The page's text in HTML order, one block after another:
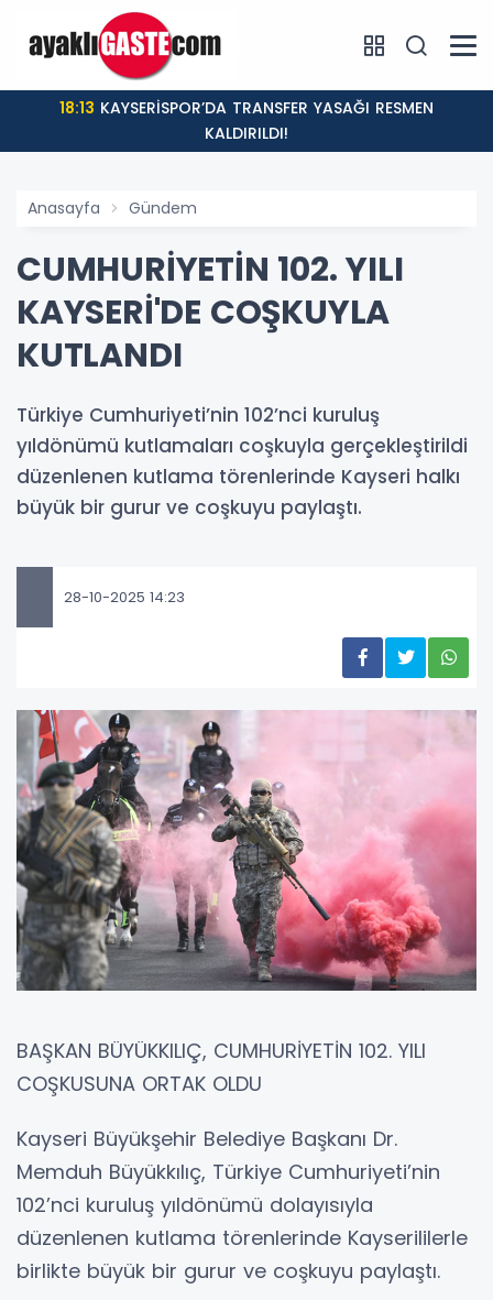
18:13
KALDIRILDI!
Anasayfa Gündem
CUMHURİYETİN 102. YILI
KAYSERİ'DE COŞKUYLA
KUTLANDI
Türkiye Cumhuriyeti’nin 102’nci kuruluş
yıldönümü kutlamaları coşkuyla gerçekleştirildi
düzenlenen kutlama törenlerinde Kayseri halkı
büyük bir gurur ve coşkuyu paylaştı.
28-10-2025 14:23
BAŞKAN BÜYÜKKILIÇ, CUMHURİYETİN 102. YILI
COŞKUSUNA ORTAK OLDU
Kayseri Büyükşehir Belediye Başkanı Dr.
Memduh Büyükkılıç, Türkiye Cumhuriyeti’nin
102’nci kuruluş yıldönümü dolayısıyla
düzenlenen kutlama törenlerinde Kayserililerle
birlikte büyük bir gurur ve coşkuyu paylaştı.